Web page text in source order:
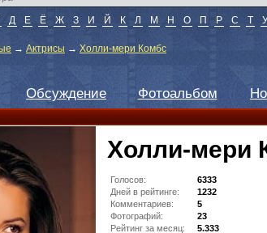
Д Е Ё Ж З И Й К Л М Н О П Р С Т
→ Актрисы → Холли-мери Комбс
Обсуждение Фотоальбом
Холли-мери
Голосов:
6333
Дней в рейтинге:
1232
Комментариев:
5
Фотографий:
23
Рейтинг за месяц:
5.333